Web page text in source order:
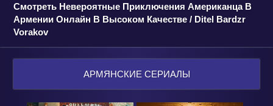
Смотреть Невероятные Приключения Американца В
Армении Онлайн В Высоком Качестве / Ditel Bardzr
Vorakov
АРМЯНСКИЕ СЕРИАЛЫ